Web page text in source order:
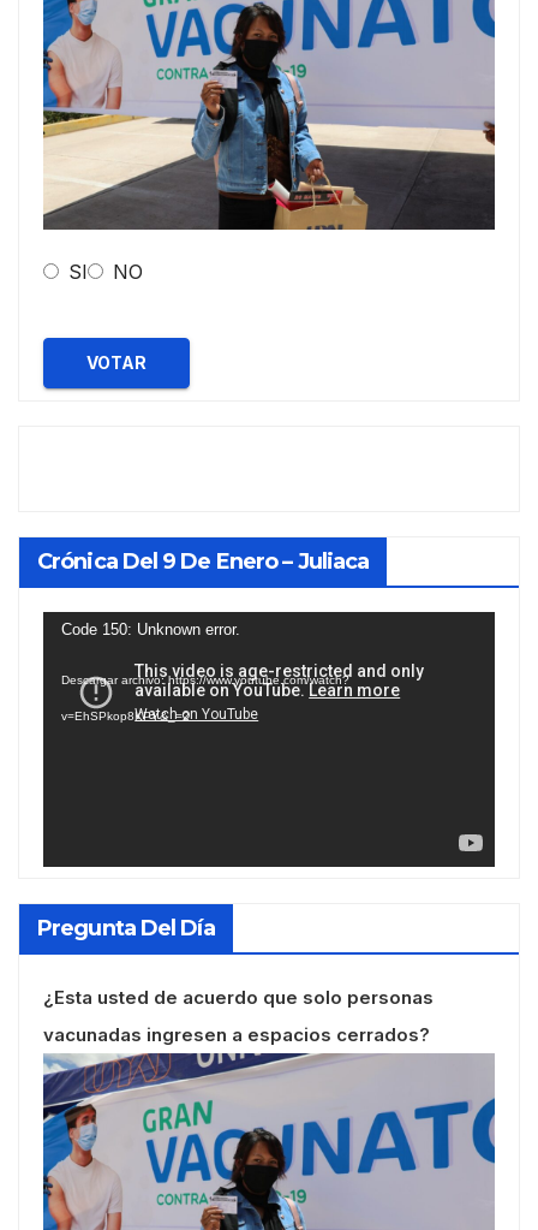
SI NO
VOTAR
Crónica Del 9 De Enero – Juliaca
Reproductor
vídeo
Code 150: Unknown error.
Descargar archivo: https://www.youtube.com/watch?
v=EhSPkop8KPY&_=2
Pregunta Del Día
¿Esta usted de acuerdo que solo personas
vacunadas ingresen a espacios cerrados?